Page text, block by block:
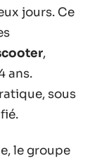
jours. Ce
,
ans.
sous
le groupe